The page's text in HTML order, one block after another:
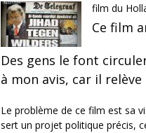
film du
Ce film
Des gens le font
à mon avis, car il
Le problème de ce film est sa
sert un projet politique précis,